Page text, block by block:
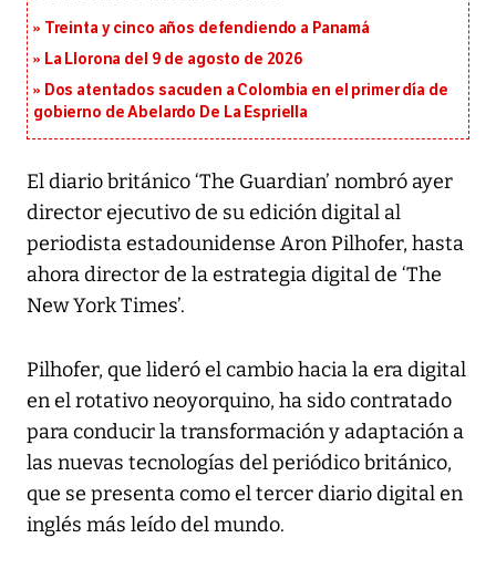
Treinta y cinco años defendiendo a Panamá
La Llorona del 9 de agosto de 2026
Dos atentados sacuden a Colombia en el primer día de
gobierno de Abelardo De La Espriella
El diario británico ‘The Guardian’ nombró ayer
director ejecutivo de su edición digital al
periodista estadounidense Aron Pilhofer, hasta
ahora director de la estrategia digital de ‘The
New York Times’.
Pilhofer, que lideró el cambio hacia la era digital
en el rotativo neoyorquino, ha sido contratado
para conducir la transformación y adaptación a
las nuevas tecnologías del periódico británico,
que se presenta como el tercer diario digital en
inglés más leído del mundo.